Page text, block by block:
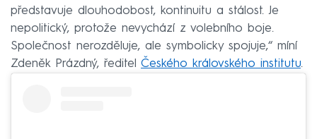
představuje dlouhodobost, kontinuitu a stálost. Je
nepolitický, protože nevychází z volebního boje.
Společnost nerozděluje, ale symbolicky spojuje,“ míní
Zdeněk Prázdný, ředitel Českého královského institutu.